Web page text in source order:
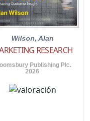
Wilson, Alan
RESEARCH
Publishing Plc.
2026